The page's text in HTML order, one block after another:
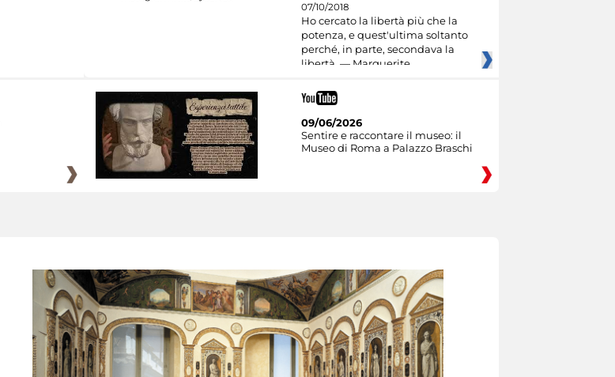
07/10/2018
Ho cercato la libertà più che la
potenza, e quest'ultima soltanto
perché, in parte, secondava la
libertà. — Marguerite
09/06/2026
Sentire e raccontare il museo: il
Museo di Roma a Palazzo Braschi